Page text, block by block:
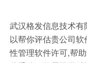
武汉格发信息技术
以帮你评估贵公司
性管理软件许可,帮